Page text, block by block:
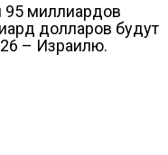
95 миллиардов
долларов будут
– Израилю.